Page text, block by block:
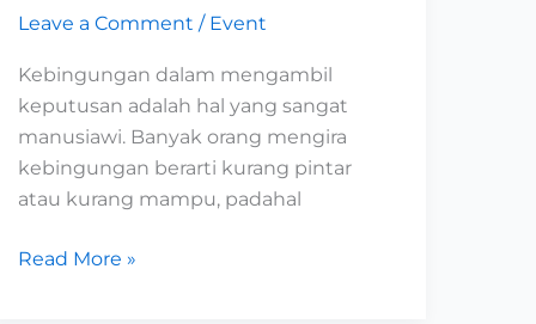
Leave a Comment / Event
Kebingungan dalam mengambil
keputusan adalah hal yang sangat
manusiawi. Banyak orang mengira
kebingungan berarti kurang pintar
atau kurang mampu, padahal
Aku
Coaching,
Mentoring,
atau
Training?
Read More »